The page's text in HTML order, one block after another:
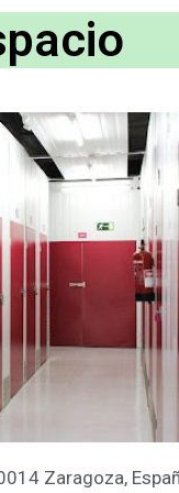
Zaragoza,